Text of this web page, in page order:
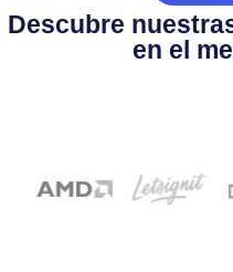
Descubre
en el